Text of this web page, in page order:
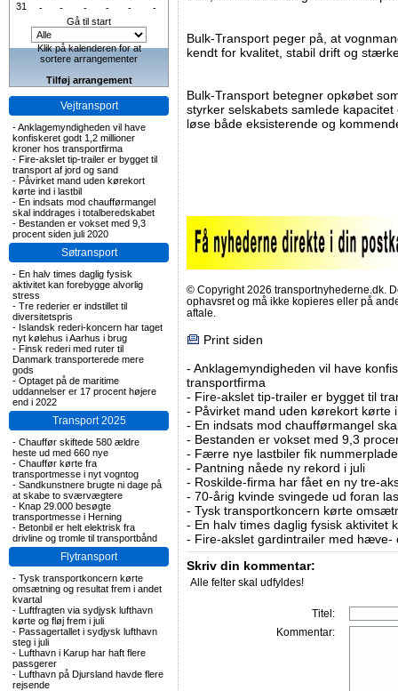
31
- - - - -
-
Gå til start
Klik på kalenderen for at
sortere arrangementer
Tilføj arrangement
Vejtransport
-Anklagemyndigheden vil have
konfiskeret godt 1,2 millioner
kroner hos transportfirma
- Fire-akslet tip-trailer er bygget til
transport af jord og sand
- Påvirket mand uden kørekort
kørte ind i lastbil
- En indsats mod chaufførmangel
skal inddrages i totalberedskabet
- Bestanden er vokset med 9,3
procent siden juli 2020
Søtransport
- En halv times daglig fysisk
aktivitet kan forebygge alvorlig
stress
- Tre rederier er indstillet til
diversitetspris
- Islandsk rederi-koncern har taget
nyt kølehus i Aarhus i brug
- Finsk rederi med ruter til
Danmark transporterede mere
gods
- Optaget på de maritime
uddannelser er 17 procent højere
end i 2022
Transport 2025
- Chauffør skiftede 580 ældre
heste ud med 660 nye
- Chauffør kørte fra
transportmesse i nyt vogntog
- Sandkunstnere brugte ni dage på
at skabe to sværvægtere
- Knap 29.000 besøgte
transportmesse i Herning
- Betonbil er helt elektrisk fra
drivline og tromle til transportbånd
Flytransport
- Tysk transportkoncern kørte
omsætning og resultat frem i andet
kvartal
- Luftfragten via sydjysk lufthavn
kørte og fløj frem i juli
- Passagertallet i sydjysk lufthavn
steg i juli
- Lufthavn i Karup har haft flere
passgerer
- Lufthavn på Djursland havde flere
rejsende
Bulk-Transport peger på, at
kendt for kvalitet, stabil drift og
Bulk-Transport betegner opkøbet
styrker selskabets samlede
løse både eksisterende og
© Copyright 2026 transportnyhederne.dk.
ophavsret og må ikke kopieres eller på
aftale.
Print siden
- Anklagemyndigheden vil have
transportfirma
- Fire-akslet tip-trailer er bygget til
- Påvirket mand uden kørekort kørte
- En indsats mod chaufførmangel
- Bestanden er vokset med 9,3
- Færre nye lastbiler fik
- Pantning nåede ny rekord i juli
- Roskilde-firma har fået en ny tre-
- 70-årig kvinde svingede ud foran
- Tysk transportkoncern kørte
- En halv times daglig fysisk aktivitet
- Fire-akslet gardintrailer med hæve-
Skriv din kommentar:
Alle felter skal udfyldes!
Titel:
Kommentar: